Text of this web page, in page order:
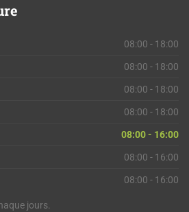
08:00 - 18:00
08:00 - 18:00
08:00 - 18:00
08:00 - 18:00
08:00 - 16:00
08:00 - 16:00
08:00 - 16:00
jours.